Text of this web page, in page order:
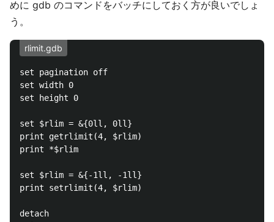
めに gdb のコマンドをバッチにしておく方が良いでしょ
う。
rlimit.gdb
set pagination off
set width 0
set height 0
set $rlim = &{0ll, 0ll}
print getrlimit(4, $rlim)
print *$rlim
set $rlim = &{-1ll, -1ll}
print setrlimit(4, $rlim)
detach